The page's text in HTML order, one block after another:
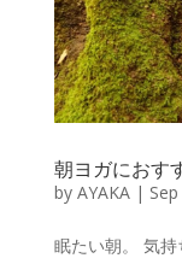
朝ヨガにおす
by AYAKA|
眠たい朝。 気持